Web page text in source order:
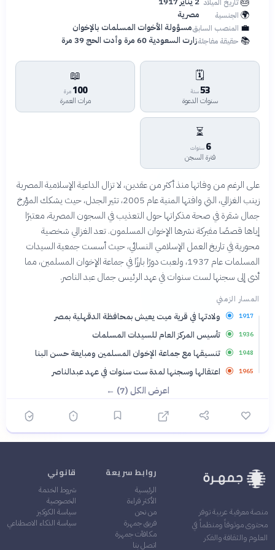
تاريخ الميلاد
🌍 الجنسية مصرية
💼 المنصب السابقمسؤولة الأخوات المسلمات بالإخوان
📚 حقيقة مفاجئةزارت السعودية 60 مرة وأدت الحج 39 مرة
🗓️
53سنة
سنوات الدعوة
📖
100 مرة
مرات العمرة
⏳
6 سنوات
فترة السجن
على الرغم من وفاتها منذ أكثر من عقدين، لا تزال الداعية الإسلامية المصرية
زينب الغزالي، التي وافتها المنية عام 2005، تثير الجدل، حيث يشكك المؤرخ
جمال شقرة في صحة مذكراتها حول التعذيب في السجون المصرية، معتبرًا
إياها قصصًا مفبركة نشرها الإخوان المسلمون. تعد الغزالي شخصية
محورية في تاريخ العمل الإسلامي النسائي، حيث أسست جمعية السيدات
المسلمات عام 1937، ولعبت دورًا بارزًا في جماعة الإخوان المسلمين، مما
أدى إلى سجنها لست سنوات في عهد الرئيس جمال عبد الناصر.
المسار الزمني
1917 ولادتها في قرية ميت يعيش بمحافظة الدقهلية بمصر
1936 تأسيس المركز العام للسيدات المسلمات
1948 تنسيقها مع جماعة الإخوان المسلمين ومبايعة حسن البنا
1965 اعتقالها وسجنها لمدة ست سنوات في عهد عبدالناصر
اعرض الكل (7) ←
منصة معرفية عربية توفر
محتوى موثوقاً ومنظماً في
العلوم والثقافة والفكر
روابط سريعة
الرئيسية
الأكثر قراءة
من نحن
فريق جمهرة
مكافآت جمهرة
اتصل بنا
قانوني
شروط الخدمة
الخصوصية
سياسة الكوكيز
سياسة الذكاء الاصطناعي